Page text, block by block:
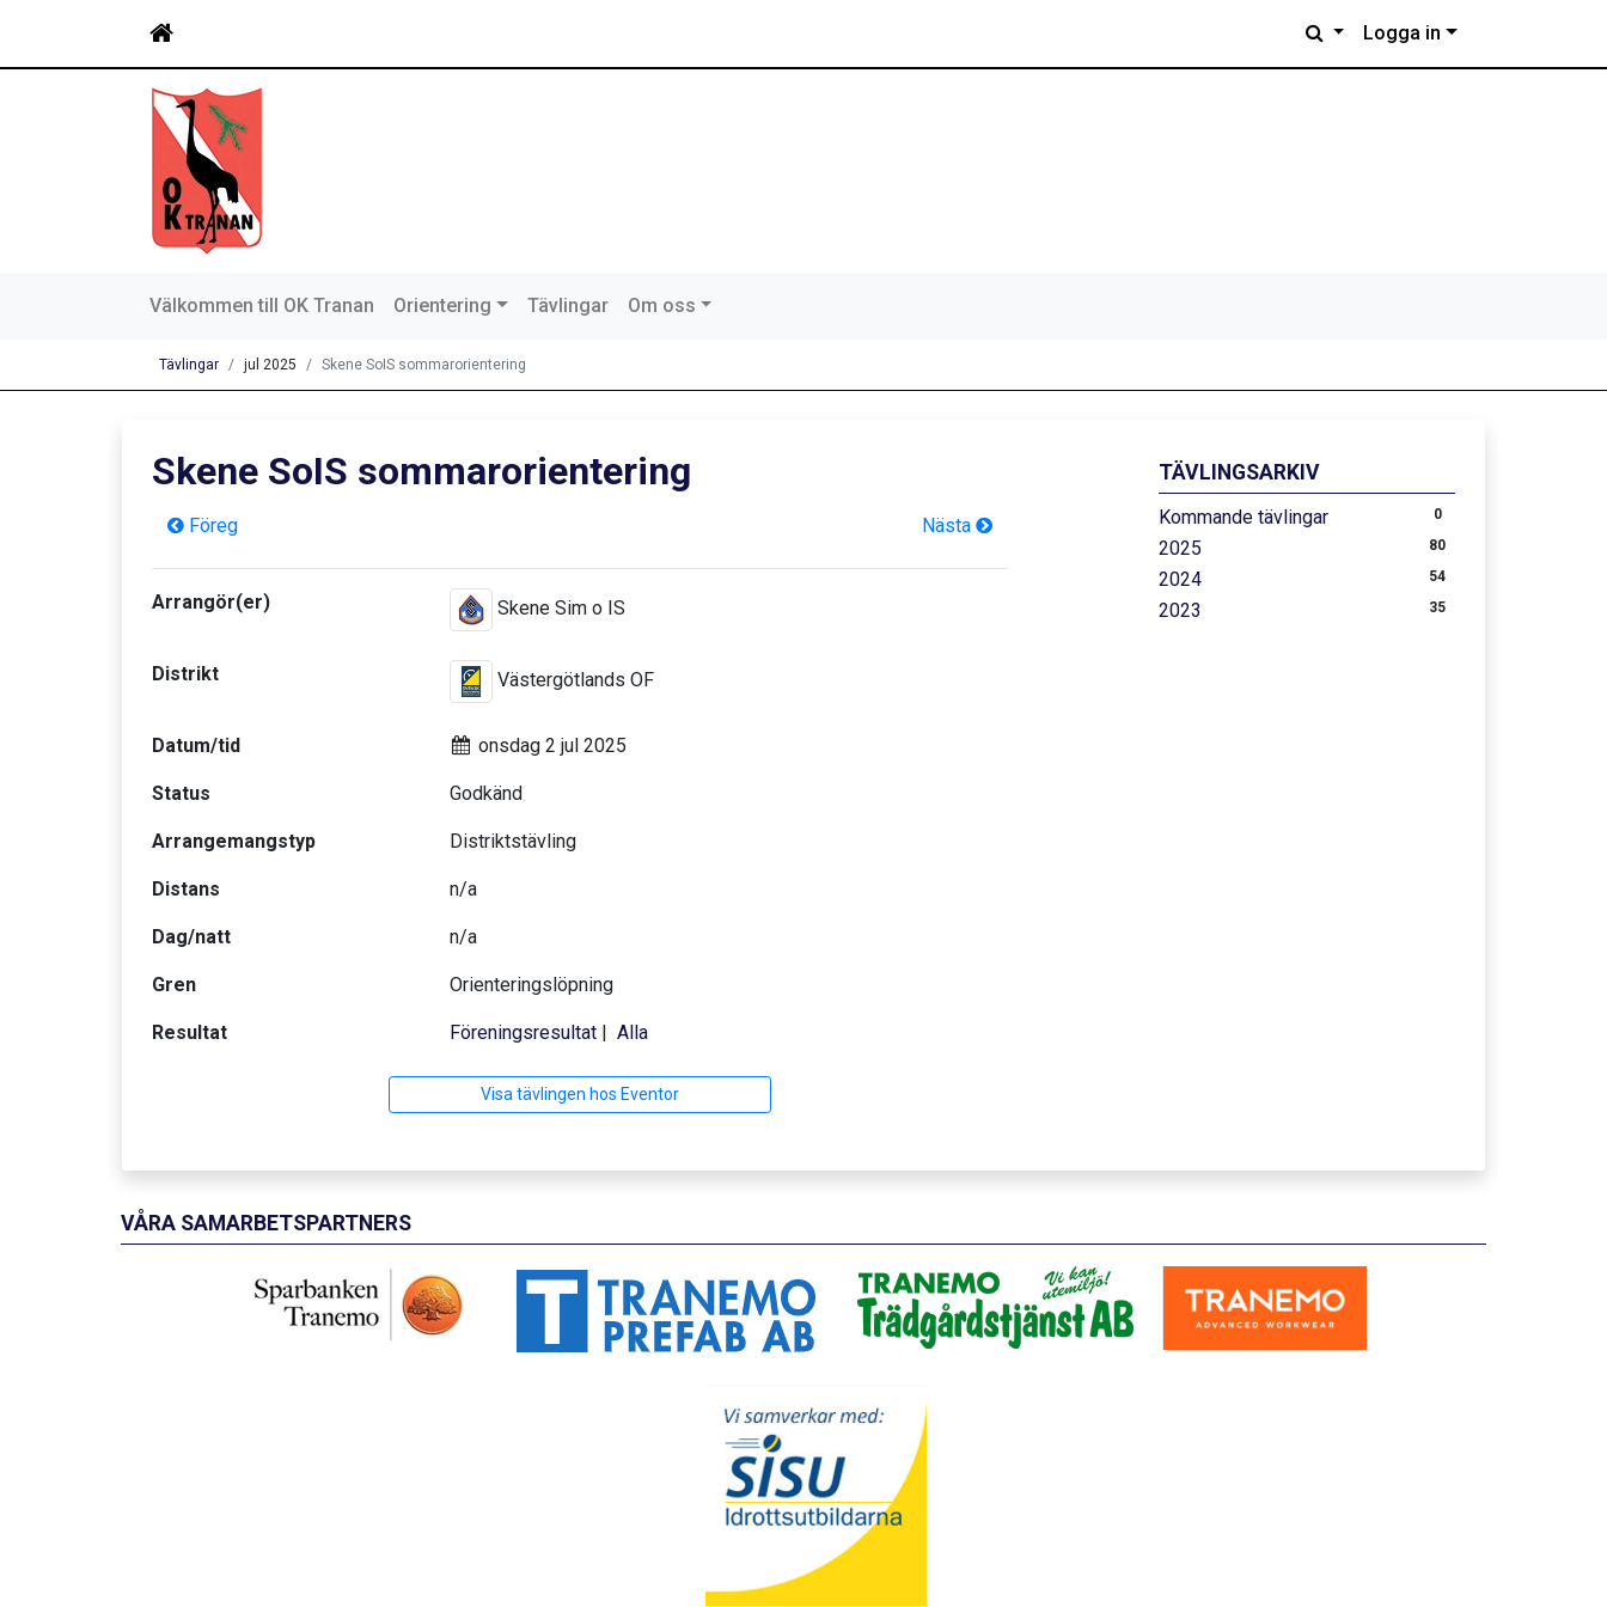
Logga in
Välkommen till OK Tranan Orientering Tävlingar Om oss
Tävlingar jul 2025 Skene SoIS sommarorientering
TÄVLINGSARKIV
Kommande tävlingar 0
2025 80
2024 54
2023 35
Skene SoIS sommarorientering
Föreg Nästa
Arrangör(er) Skene Sim o IS
Distrikt Västergötlands OF
Datum/tid onsdag 2 jul 2025
Status Godkänd
Arrangemangstyp Distriktstävling
Distans n/a
Dag/natt n/a
Gren Orienteringslöpning
Resultat Föreningsresultat| Alla
Visa tävlingen hos Eventor
VÅRA SAMARBETSPARTNERS